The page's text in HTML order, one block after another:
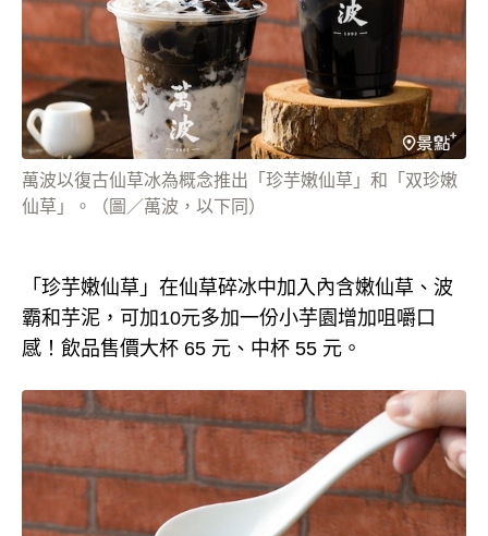
萬波以復古仙草冰為概念推出「珍芋嫩仙草」和「双珍嫩
仙草」。（圖／萬波，以下同）
「珍芋嫩仙草」在仙草碎冰中加入內含嫩仙草、波
霸和芋泥，可加10元多加一份小芋園增加咀嚼口
感！飲品售價大杯 65 元、中杯 55 元。